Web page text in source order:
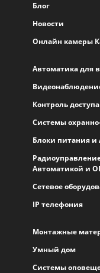
Блог
Новости
Онлайн камеры
Автоматика для
Контроль доступа
Системы
Блоки питания и
Автоматикой и
Сетевое
IP телефония
Монтажные
Умный дом
Системы